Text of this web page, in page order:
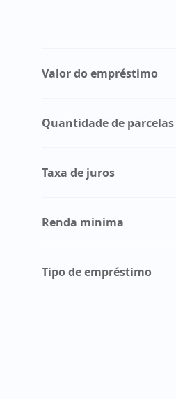
Valor do empréstimo
Quantidade de parcelas
Taxa de juros
Renda minima
Tipo de empréstimo